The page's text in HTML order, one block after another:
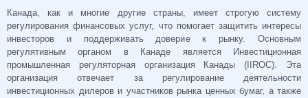
Канада, как и многие другие страны, имеет строгую систему
регулирования финансовых услуг, что помогает защитить интересы
инвесторов и поддерживать доверие к рынку. Основным
регулятивным органом в Канаде является Инвестиционная
промышленная регуляторная организация Канады (IIROC). Эта
организация отвечает за регулирование деятельности
инвестиционных дилеров и участников рынка ценных бумаг, а также